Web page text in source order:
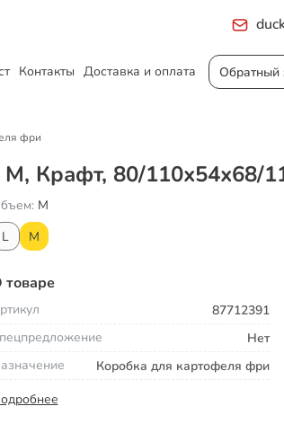
Контакты Доставка и оплата Обратный
фри
Крафт, 80/110х54х68/
M
L
M
товаре
87712391
Нет
Коробка для картофеля фри